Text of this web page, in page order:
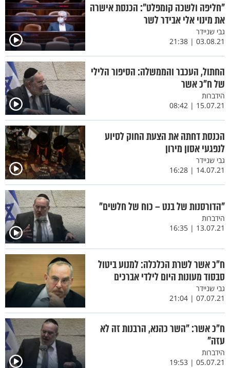
"חליפה ולשכה קומפלט": הכנסת אישרה
את מינוי אלי אבידר לשר
גבי שניידר
03.08.21 | 21:38
החתול, העכבר והממשלה: הסיפור הלילי
של ח"כ אשר
הידברות
15.07.21 | 08:42
הכנסת דחתה את הצעת החוק לסיוע
לנפגעי אסון מירון
גבי שניידר
14.07.21 | 16:28
"הדורסנות של בנט – כוח של חלשים"
הידברות
13.07.21 | 16:35
ח"כ אשר לשרת הכלכלה: למנוע ביטול
סבסוד מעונות היום לילדי אברכים
גבי שניידר
07.07.21 | 21:04
ח"כ אשר: "השר כהנא, הרבנות זה לא
עזה"
הידברות
05.07.21 | 19:53